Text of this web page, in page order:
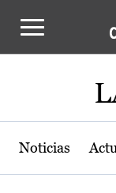
Noticias